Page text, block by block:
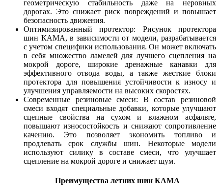
геометрическую стабильность даже на неровных
дорогах. Это снижает риск повреждений и повышает
безопасность движения.
Оптимизированный протектор: Рисунок протектора
шин КАМА, в зависимости от модели, разрабатывается
с учетом специфики использования. Он может включать
в себя множество ламелей для лучшего сцепления на
мокрой дороге, широкие дренажные канавки для
эффективного отвода воды, а также жесткие блоки
протектора для повышения устойчивости к износу и
улучшения управляемости на высоких скоростях.
Современные резиновые смеси: В состав резиновой
смеси входят специальные добавки, которые улучшают
сцепные свойства на сухом и влажном асфальте,
повышают износостойкость и снижают сопротивление
качению. Это позволяет экономить топливо и
продлевать срок службы шин. Некоторые модели
используют силику в составе смеси, что улучшает
сцепление на мокрой дороге и снижает шум.
Преимущества летних шин КАМА